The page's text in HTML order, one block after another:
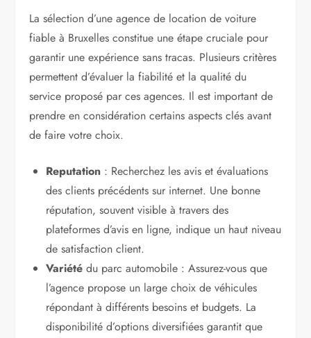
La sélection d’une agence de location de voiture
fiable à Bruxelles constitue une étape cruciale pour
garantir une expérience sans tracas. Plusieurs critères
permettent d’évaluer la fiabilité et la qualité du
service proposé par ces agences. Il est important de
prendre en considération certains aspects clés avant
de faire votre choix.
Reputation : Recherchez les avis et évaluations
des clients précédents sur internet. Une bonne
réputation, souvent visible à travers des
plateformes d’avis en ligne, indique un haut niveau
de satisfaction client.
Variété du parc automobile : Assurez-vous que
l’agence propose un large choix de véhicules
répondant à différents besoins et budgets. La
disponibilité d’options diversifiées garantit que